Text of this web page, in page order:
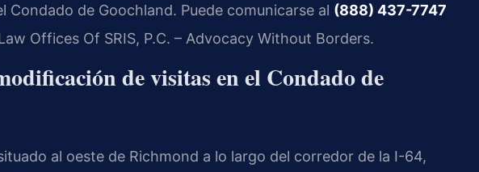
Condado de Goochland. Puede comunicarse al (888) 437-7747
Offices Of SRIS, P.C. – Advocacy Without Borders.
de visitas en el Condado de
al oeste de Richmond a lo largo del corredor de la I-64,